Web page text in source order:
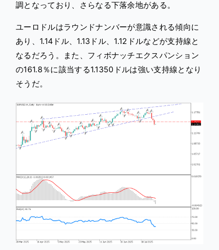
調となっており、さらなる下落余地がある。
ユーロドルはラウンドナンバーが意識される傾向に
あり、1.14ドル、1.13ドル、1.12ドルなどが支持線と
なるだろう。また、フィボナッチエクスパンション
の161.8％に該当する1.1350ドルは強い支持線となり
そうだ。